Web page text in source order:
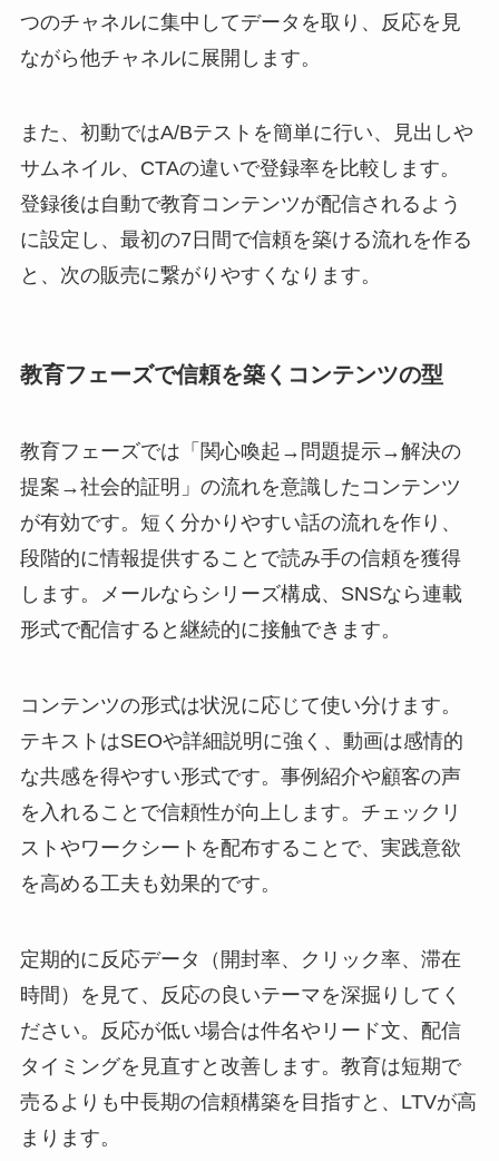
つのチャネルに集中してデータを取り、反応を見
ながら他チャネルに展開します。
また、初動ではA/Bテストを簡単に行い、見出しや
サムネイル、CTAの違いで登録率を比較します。
登録後は自動で教育コンテンツが配信されるよう
に設定し、最初の7日間で信頼を築ける流れを作る
と、次の販売に繋がりやすくなります。
教育フェーズで信頼を築くコンテンツの型
教育フェーズでは「関心喚起→問題提示→解決の
提案→社会的証明」の流れを意識したコンテンツ
が有効です。短く分かりやすい話の流れを作り、
段階的に情報提供することで読み手の信頼を獲得
します。メールならシリーズ構成、SNSなら連載
形式で配信すると継続的に接触できます。
コンテンツの形式は状況に応じて使い分けます。
テキストはSEOや詳細説明に強く、動画は感情的
な共感を得やすい形式です。事例紹介や顧客の声
を入れることで信頼性が向上します。チェックリ
ストやワークシートを配布することで、実践意欲
を高める工夫も効果的です。
定期的に反応データ（開封率、クリック率、滞在
時間）を見て、反応の良いテーマを深掘りしてく
ださい。反応が低い場合は件名やリード文、配信
タイミングを見直すと改善します。教育は短期で
売るよりも中長期の信頼構築を目指すと、LTVが高
まります。